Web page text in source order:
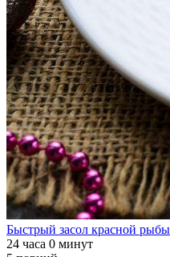
Быстрый засол красной рыбы
24 часа 0 минут